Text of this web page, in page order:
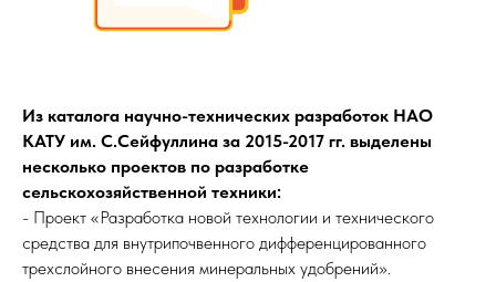
Из каталога научно-технических разработок НАО
КАТУ им. С.Сейфуллина за 2015-2017 гг. выделены
несколько проектов по разработке
сельскохозяйственной техники:
- Проект «Разработка новой технологии и технического
средства для внутрипочвенного дифференцированного
трехслойного внесения минеральных удобрений».